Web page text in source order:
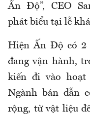
Ấn Độ”, CEO
phát biểu tại lễ
Hiện Ấn Độ có 2
đang vận hành,
kiến đi vào hoạt
Ngành bán dẫn
rộng, từ vật liệu